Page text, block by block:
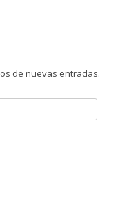
de nuevas entradas.